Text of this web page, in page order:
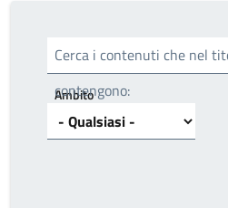
Cerca i contenuti che nel
contengono:
Ambito